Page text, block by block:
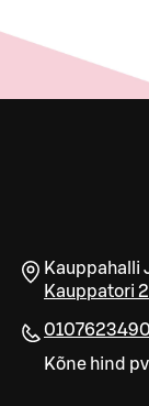
Kauppahalli
Kauppatori 2
0107623490
Kõne hind